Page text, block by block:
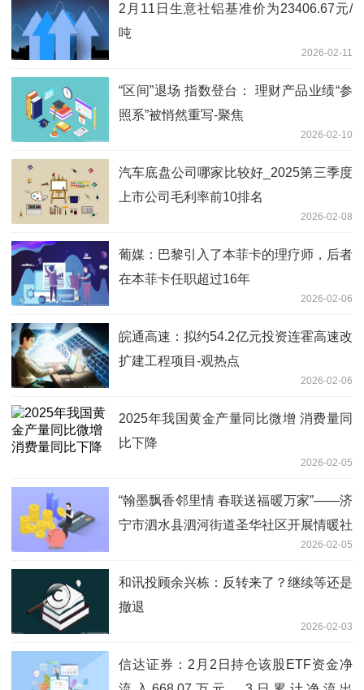
2月11日生意社铝基准价为23406.67元/
吨
2026-02-11
“区间”退场 指数登台： 理财产品业绩“参
照系”被悄然重写-聚焦
2026-02-10
汽车底盘公司哪家比较好_2025第三季度
上市公司毛利率前10排名
2026-02-08
葡媒：巴黎引入了本菲卡的理疗师，后者
在本菲卡任职超过16年
2026-02-06
皖通高速：拟约54.2亿元投资连霍高速改
扩建工程项目-观热点
2026-02-06
2025年我国黄金产量同比微增 消费量同
比下降
2026-02-05
“翰墨飘香邻里情 春联送福暖万家”——济
宁市泗水县泗河街道圣华社区开展情暖社
2026-02-05
和讯投顾余兴栋：反转来了？继续等还是
撤退
2026-02-03
信达证券：2月2日持仓该股ETF资金净